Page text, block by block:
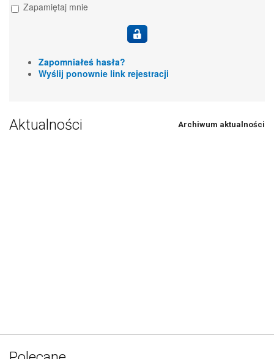
Zapamiętaj mnie
Zapomniałeś hasła?
Wyślij ponownie link rejestracji
Aktualności Archiwum aktualności